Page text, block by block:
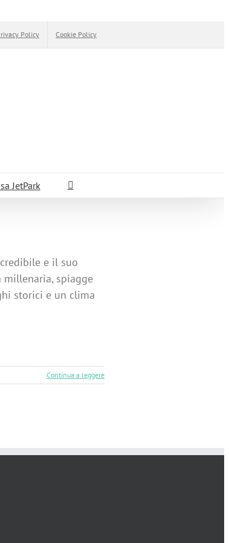
Policy Cookie Policy
JetPark
e il suo
spiagge
storici e un clima
Continua a leggere